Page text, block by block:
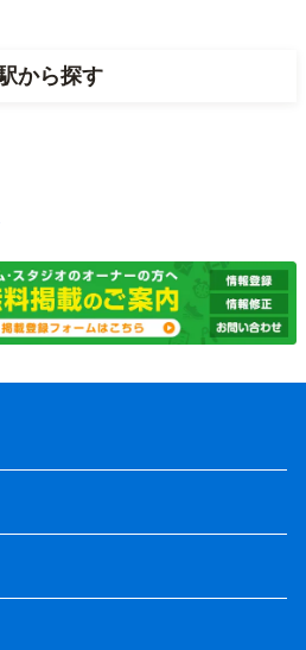
から探す